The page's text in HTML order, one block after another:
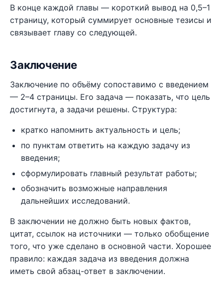
В конце каждой главы — короткий вывод на 0,5–1
страницу, который суммирует основные тезисы и
связывает главу со следующей.
Заключение
Заключение по объёму сопоставимо с введением
— 2–4 страницы. Его задача — показать, что цель
достигнута, а задачи решены. Структура:
кратко напомнить актуальность и цель;
по пунктам ответить на каждую задачу из
введения;
сформулировать главный результат работы;
обозначить возможные направления
дальнейших исследований.
В заключении не должно быть новых фактов,
цитат, ссылок на источники — только обобщение
того, что уже сделано в основной части. Хорошее
правило: каждая задача из введения должна
иметь свой абзац-ответ в заключении.